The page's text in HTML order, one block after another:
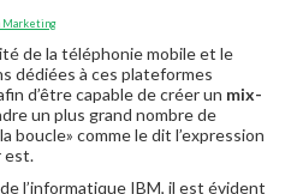
Marketing
de la téléphonie mobile et le
dédiées à ces plateformes
d’être capable de créer un mix-
un plus grand nombre de
boucle» comme le dit l’expression
est.
l’informatique IBM, il est évident